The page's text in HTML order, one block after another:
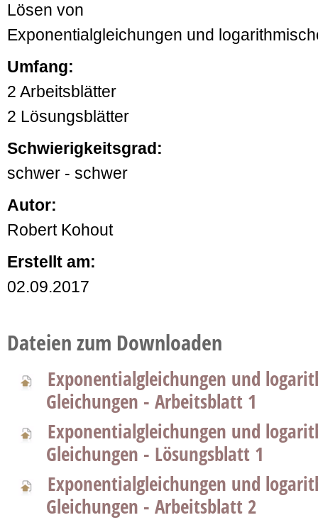
Lösen von
Exponentialgleichungen und
Umfang:
2 Arbeitsblätter
2 Lösungsblätter
Schwierigkeitsgrad:
schwer - schwer
Autor:
Robert Kohout
Erstellt am:
02.09.2017
Dateien zum Downloaden
Exponentialgleichungen und
Gleichungen - Arbeitsblatt 1
Exponentialgleichungen und
Gleichungen - Lösungsblatt 1
Exponentialgleichungen und
Gleichungen - Arbeitsblatt 2